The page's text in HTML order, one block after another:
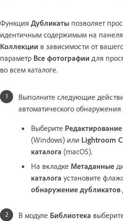
ФункцияДубликаты позволяет
идентичным содержимым на
Коллекции в зависимости от
параметр Все фотографии для
во всем каталоге.
Выполните следующие
автоматического обнаружения
Выберите Редактирование
(Windows) или Lightroom
каталога (macOS).
На вкладке Метаданные
каталога установите
обнаружение дубликатов
В модуле Библиотека